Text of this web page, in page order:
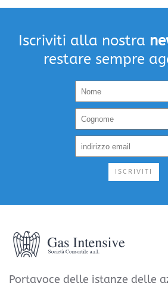
Iscriviti alla nostra
restare sempre
ISCRIVITI
Portavoce delle istanze delle